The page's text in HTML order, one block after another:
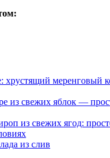
хрустящий меренговый
из свежих яблок —
из свежих ягод:
из слив